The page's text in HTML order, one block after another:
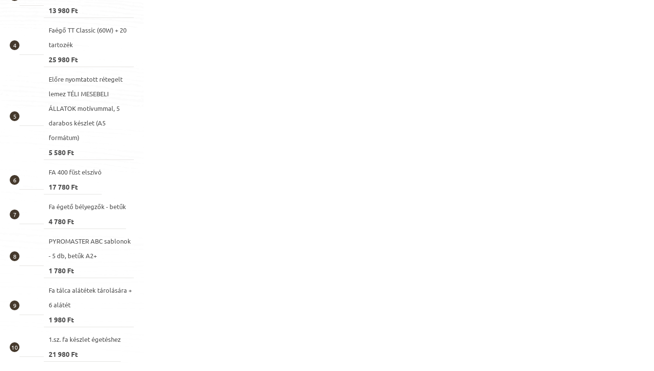
13 980 Ft
Faégő TT Classic (60W) + 20
tartozék
25 980 Ft
Előre nyomtatott rétegelt
lemez TÉLI MESEBELI
ÁLLATOK motívummal, 5
darabos készlet (A5
formátum)
5 580 Ft
FA 400 füst elszívó
17 780 Ft
Fa égető bélyegzők - betűk
4 780 Ft
PYROMASTER ABC sablonok
- 5 db, betűk A2+
1 780 Ft
Fa tálca alátétek tárolására +
6 alátét
1 980 Ft
1.sz. fa készlet égetéshez
21 980 Ft